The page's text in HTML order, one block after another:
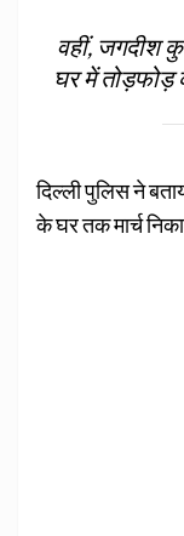
वहीं, जगदीश
घर में तोड़फोड़
दिल्ली पुलिस ने
के घर तक मार्च